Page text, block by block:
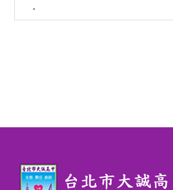
.